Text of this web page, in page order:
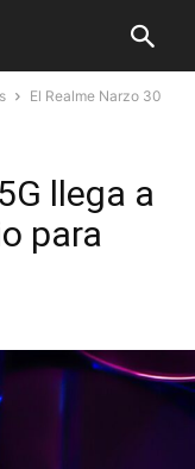
El Realme Narzo 30
llega a
para